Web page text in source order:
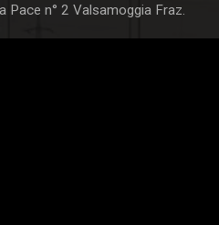
Pace n° 2 Valsamoggia Fraz.